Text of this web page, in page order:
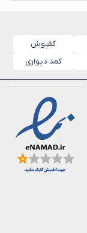
کفپوش
کمد دیواری